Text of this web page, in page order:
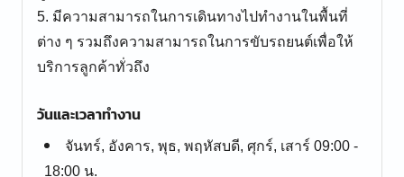
5. มีความสามารถในการเดินทางไปทำงานในพื้นที่
ต่าง ๆ รวมถึงความสามารถในการขับรถยนต์เพื่อให้
บริการลูกค้าทั่วถึง
วันและเวลาทำงาน
จันทร์, อังคาร, พุธ, พฤหัสบดี, ศุกร์, เสาร์ 09:00 -
18:00 น.